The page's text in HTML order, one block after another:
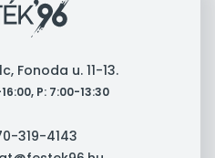
Fonoda u. 11-13.
P: 7:00-13:30
319-4143